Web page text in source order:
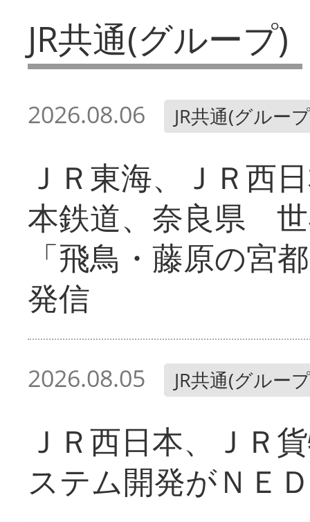
JR共通(グループ)
2026.08.06 JR共通(グルー
ＪＲ東海、ＪＲ西
本鉄道、奈良県
「飛鳥・藤原の宮
発信
2026.08.05 JR共通(グルー
ＪＲ西日本、ＪＲ
ステム開発がＮＥ